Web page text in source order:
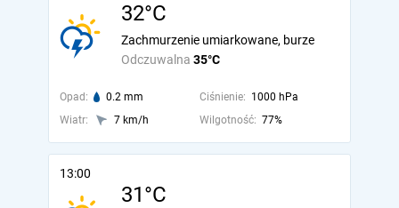
32°C
Odczuwalna 35°C
Zachmurzenie umiarkowane, burze
Opad: 0.2 mm Ciśnienie: 1000 hPa
Wiatr:
7 km/h Wilgotność: 77%
13:00
31°C